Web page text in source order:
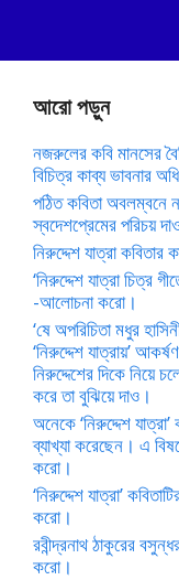
আরো পড়ুন
নজরুলের কবি মানসের
বিচিত্র কাব্য ভাবনার
পঠিত কবিতা অবলম্বনে
স্বদেশপ্রেমের পরিচয়
নিরুদ্দেশ যাত্রা কবিতার
‘নিরুদ্দেশ যাত্রা চিত্র
-আলোচনা করো।
‘ষে অপরিচিতা মধুর
‘নিরুদ্দেশ যাত্রায়’
নিরুদ্দেশের দিকে নিয়ে
করে তা বুঝিয়ে দাও।
অনেকে ‘নিরুদ্দেশ যাত্রা’
ব্যাখ্যা করেছেন। এ
করো।
‘নিরুদ্দেশ যাত্রা’
করো।
রবীন্দ্রনাথ ঠাকুরের
করো।